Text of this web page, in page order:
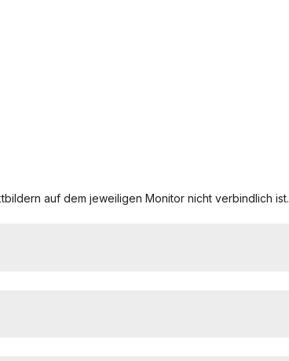
auf dem jeweiligen Monitor nicht verbindlich ist.